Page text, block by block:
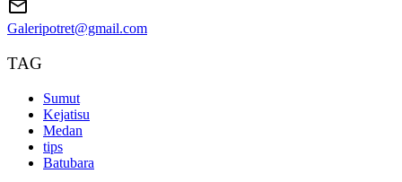
Galeripotret@gmail.com
TAG
Sumut
Kejatisu
Medan
tips
Batubara